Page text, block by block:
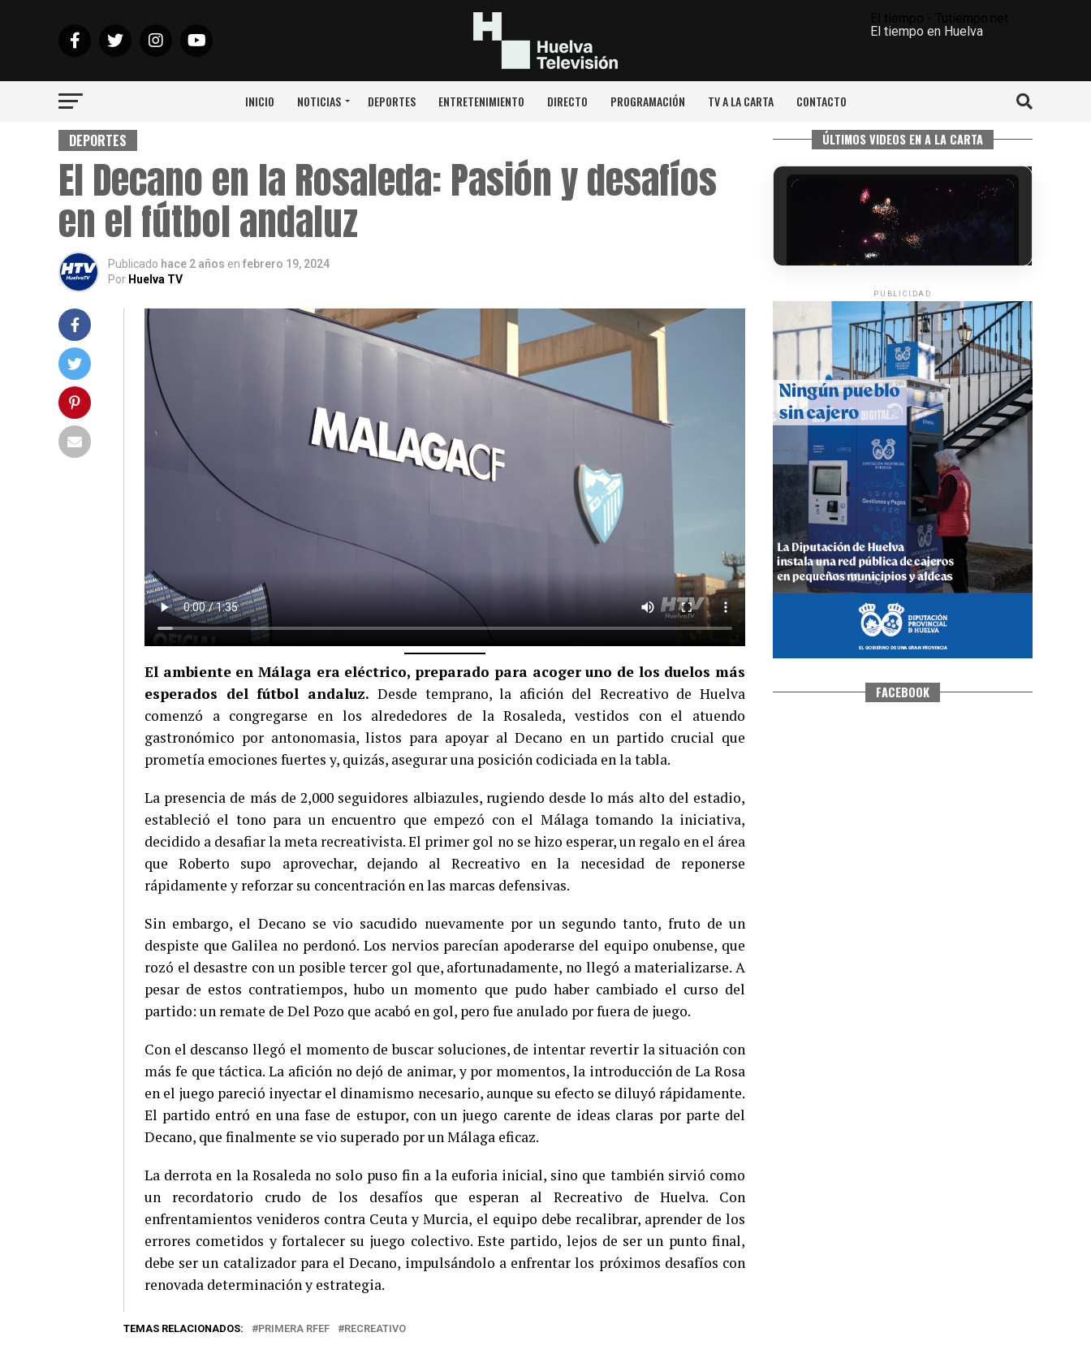
El tiempo en Huelva
INICIO NOTICIAS DEPORTES ENTRETENIMIENTO DIRECTO PROGRAMACIÓN TV A LA CARTA CONTACTO
DEPORTES
El Decano en la Rosaleda: Pasión y desafíos
en el fútbol andaluz
Publicado hace 2 años en febrero 19, 2024
Por Huelva TV
El ambiente en Málaga era eléctrico, preparado para acoger uno de los duelos más
esperados del fútbol andaluz. Desde temprano, la afición del Recreativo de Huelva
comenzó a congregarse en los alrededores de la Rosaleda, vestidos con el atuendo
gastronómico por antonomasia, listos para apoyar al Decano en un partido crucial que
prometía emociones fuertes y, quizás, asegurar una posición codiciada en la tabla.
La presencia de más de 2,000 seguidores albiazules, rugiendo desde lo más alto del estadio,
estableció el tono para un encuentro que empezó con el Málaga tomando la iniciativa,
decidido a desafiar la meta recreativista. El primer gol no se hizo esperar, un regalo en el área
que Roberto supo aprovechar, dejando al Recreativo en la necesidad de reponerse
rápidamente y reforzar su concentración en las marcas defensivas.
Sin embargo, el Decano se vio sacudido nuevamente por un segundo tanto, fruto de un
despiste que Galilea no perdonó. Los nervios parecían apoderarse del equipo onubense, que
rozó el desastre con un posible tercer gol que, afortunadamente, no llegó a materializarse. A
pesar de estos contratiempos, hubo un momento que pudo haber cambiado el curso del
partido: un remate de Del Pozo que acabó en gol, pero fue anulado por fuera de juego.
Con el descanso llegó el momento de buscar soluciones, de intentar revertir la situación con
más fe que táctica. La afición no dejó de animar, y por momentos, la introducción de La Rosa
en el juego pareció inyectar el dinamismo necesario, aunque su efecto se diluyó rápidamente.
El partido entró en una fase de estupor, con un juego carente de ideas claras por parte del
Decano, que finalmente se vio superado por un Málaga eficaz.
La derrota en la Rosaleda no solo puso fin a la euforia inicial, sino que también sirvió como
un recordatorio crudo de los desafíos que esperan al Recreativo de Huelva. Con
enfrentamientos venideros contra Ceuta y Murcia, el equipo debe recalibrar, aprender de los
errores cometidos y fortalecer su juego colectivo. Este partido, lejos de ser un punto final,
debe ser un catalizador para el Decano, impulsándolo a enfrentar los próximos desafíos con
renovada determinación y estrategia.
TEMAS RELACIONADOS: PRIMERA RFEF RECREATIVO
ÚLTIMOS VIDEOS EN A LA CARTA
6º DÍA DE LAS FIESTAS COLOMBINAS
2026
·Huelvatv
QUINTA CORRIDA DE LAS FIESTAS
COLOMBINAS 2026
hace 6 días· Huelvatv
PUBLICIDAD
FACEBOOK